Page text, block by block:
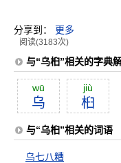
分享到： 更多
阅读(3183次)
与“乌桕”相关的字典
wū
乌
jiù
桕
与“乌桕”相关的词语
乌七八糟